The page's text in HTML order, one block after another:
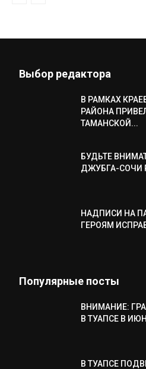
Выбор редактора
В РАМКАХ
РАЙОНА
ТАМАНСКОЙ...
БУДЬТЕ
ДЖУБГА-СОЧИ
НАДПИСИ НА
ГЕРОЯМ
Популярные посты
ВНИМАНИЕ:
В ТУАПСЕ В
В ТУАПСЕ